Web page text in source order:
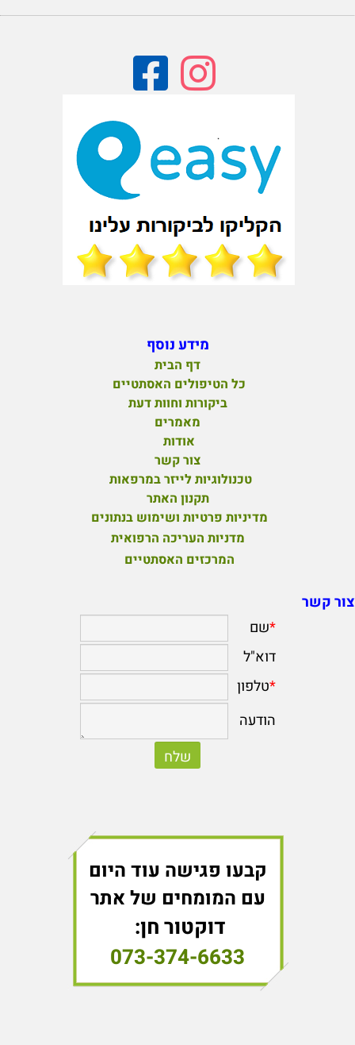
מידע נוסף
דף הבית
כל הטיפולים האסתטיים
ביקורות וחוות דעת
מאמרים
אודות
צור קשר
טכנולוגיות לייזר במרפאות
תקנון האתר
מדיניות פרטיות ושימוש בנתונים
מדניות העריכה הרפואית
המרכזים האסתטיים
צור קשר
קבעו פגישה עוד היום
עם המומחים של אתר
דוקטור חן:
073-374-6633